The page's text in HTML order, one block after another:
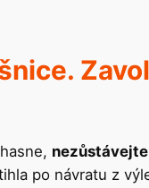
po návratu z